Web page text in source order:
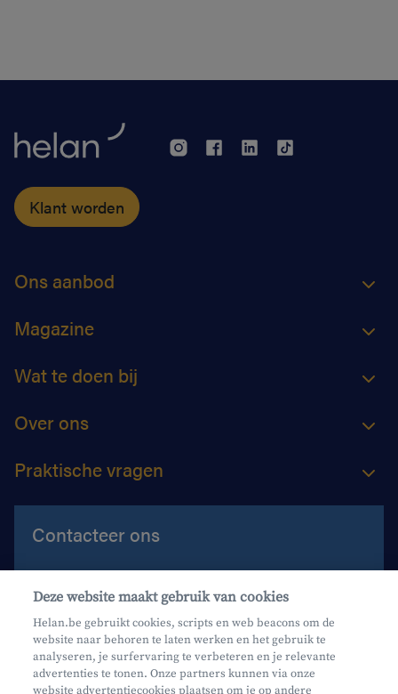
hun klanten kunnen zorgen.
Klant worden
Ons aanbod
Magazine
Wat te doen bij
Over ons
Praktische vragen
Contacteer ons
Contacteer ons
Maak een afspraak
Waar vind je ons?
Deze website maakt gebruik van cookies
Helan.be gebruikt cookies, scripts en web beacons om de
website naar behoren te laten werken en het gebruik te
analyseren, je surfervaring te verbeteren en je relevante
advertenties te tonen. Onze partners kunnen via onze
website advertentiecookies plaatsen om je op andere